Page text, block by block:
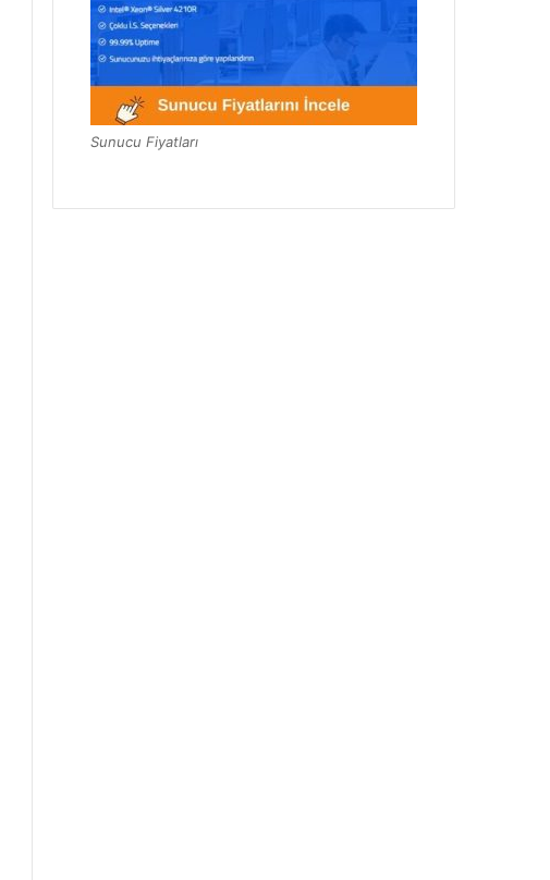
Sunucu Fiyatları